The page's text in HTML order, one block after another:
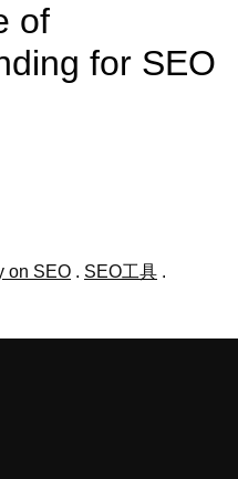
of
for SEO
on SEO . SEO工具 .